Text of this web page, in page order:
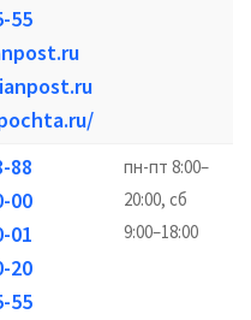
55
88
00
01
20
55
пн-пт 8:00–
20:00, сб
9:00–18:00